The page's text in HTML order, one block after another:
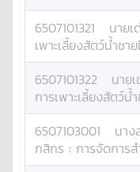
6507101321 นาย
เพาะเลี้ยงสัตว์น้ำชา
6507101322 นาย
การเพาะเลี้ยงสัตว์น้
6507103001 นาง
กสิกร : การจัดการ